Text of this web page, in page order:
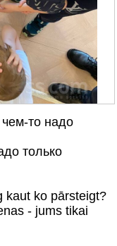
то надо
только
kaut ko pārsteigt?
- jums tikai